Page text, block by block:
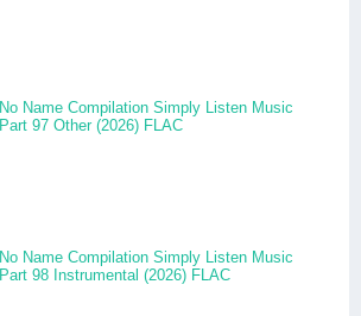
No Name Compilation Simply Listen Music
Part 97 Other (2026) FLAC
No Name Compilation Simply Listen Music
Part 98 Instrumental (2026) FLAC